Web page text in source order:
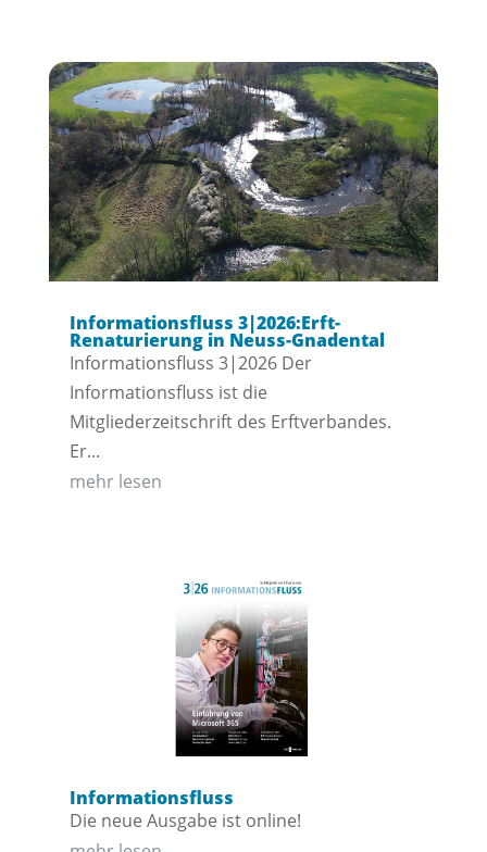
Informationsfluss 3|2026:Erft-
Renaturierung in Neuss-Gnadental
Informationsfluss 3|2026 Der
Informationsfluss ist die
Mitgliederzeitschrift des Erftverbandes.
Er...
mehr lesen
Informationsfluss
Die neue Ausgabe ist online!